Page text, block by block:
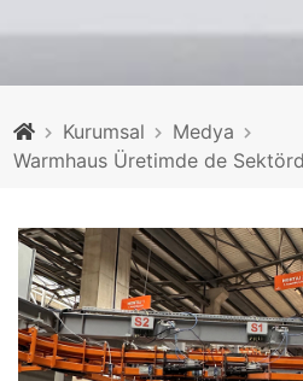
Kurumsal
Medya
Warmhaus Üretimde de